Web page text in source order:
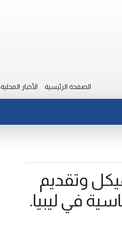
الصفحة الرئيسية الأخبار المحلية
وتقديم
في ليبيا.